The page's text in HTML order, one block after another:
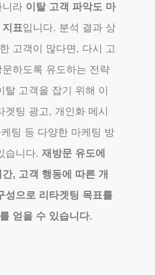
니라 이탈 고객 파악도 마
지표입니다. 분석 결과 상
고객이 많다면, 다시 고
하도록 유도하는 전략
탈 고객을 잡기 위해 이
겟팅 광고, 개인화 메시
팅 등 다양한 마케팅 방
습니다. 재방문 유도에
, 고객 행동에 따른 개
성으로 리타겟팅 목표를
얻을 수 있습니다.